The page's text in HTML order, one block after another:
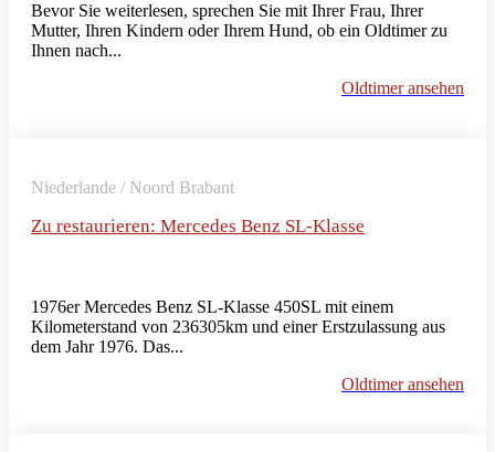
Bevor Sie weiterlesen, sprechen Sie mit Ihrer Frau, Ihrer
Mutter, Ihren Kindern oder Ihrem Hund, ob ein Oldtimer zu
Ihnen nach...
Oldtimer ansehen
Niederlande / Noord Brabant
Zu restaurieren: Mercedes Benz SL-Klasse
1976er Mercedes Benz SL-Klasse 450SL mit einem
Kilometerstand von 236305km und einer Erstzulassung aus
dem Jahr 1976. Das...
Oldtimer ansehen